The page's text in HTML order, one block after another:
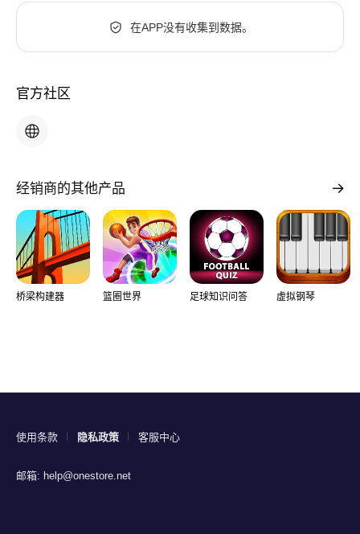
在APP没有收集到数据。
官方社区
经销商的其他产品
桥梁构建器 篮圈世界 足球知识问答 虚拟钢琴
使用条款 隐私政策 客服中心
邮箱: help@onestore.net